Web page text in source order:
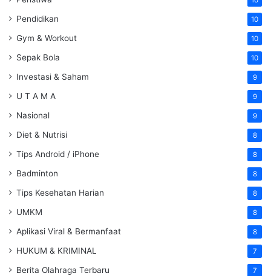
Pendidikan 10
Gym & Workout 10
Sepak Bola 10
Investasi & Saham 9
U T A M A 9
Nasional 9
Diet & Nutrisi 8
Tips Android / iPhone 8
Badminton 8
Tips Kesehatan Harian 8
UMKM 8
Aplikasi Viral & Bermanfaat 8
HUKUM & KRIMINAL 7
Berita Olahraga Terbaru 7